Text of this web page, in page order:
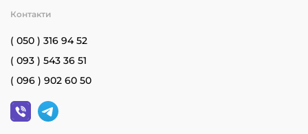
Контакти
( 050 ) 316 94 52
( 093 ) 543 36 51
( 096 ) 902 60 50